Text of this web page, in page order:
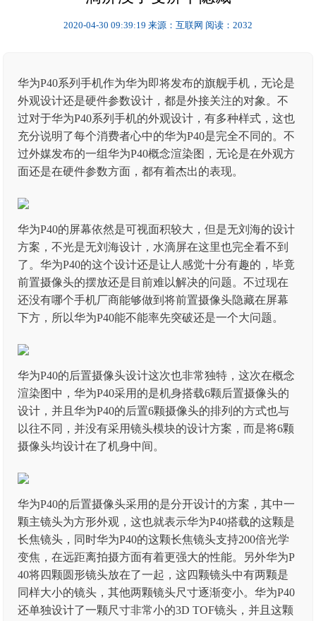
2020-04-30 09:39:19 来源：互联网 阅读：2032
华为P40系列手机作为华为即将发布的旗舰手机，无论是
外观设计还是硬件参数设计，都是外接关注的对象。不
过对于华为P40系列手机的外观设计，有多种样式，这也
充分说明了每个消费者心中的华为P40是完全不同的。不
过外媒发布的一组华为P40概念渲染图，无论是在外观方
面还是在硬件参数方面，都有着杰出的表现。
华为P40的屏幕依然是可视面积较大，但是无刘海的设计
方案，不光是无刘海设计，水滴屏在这里也完全看不到
了。华为P40的这个设计还是让人感觉十分有趣的，毕竟
前置摄像头的摆放还是目前难以解决的问题。不过现在
还没有哪个手机厂商能够做到将前置摄像头隐藏在屏幕
下方，所以华为P40能不能率先突破还是一个大问题。
华为P40的后置摄像头设计这次也非常独特，这次在概念
渲染图中，华为P40采用的是机身搭载6颗后置摄像头的
设计，并且华为P40的后置6颗摄像头的排列的方式也与
以往不同，并没有采用镜头模块的设计方案，而是将6颗
摄像头均设计在了机身中间。
华为P40的后置摄像头采用的是分开设计的方案，其中一
颗主镜头为方形外观，这也就表示华为P40搭载的这颗是
长焦镜头，同时华为P40的这颗长焦镜头支持200倍光学
变焦，在远距离拍摄方面有着更强大的性能。另外华为P
40将四颗圆形镜头放在了一起，这四颗镜头中有两颗是
同样大小的镜头，其他两颗镜头尺寸逐渐变小。华为P40
还单独设计了一颗尺寸非常小的3D TOF镜头，并且这颗